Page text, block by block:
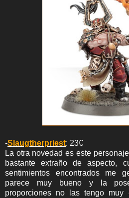
-Slaugtherpriest: 23€
La otra novedad es este
bastante extraño de aspecto,
sentimientos encontrados me
parece muy bueno y la
proporciones no las tengo